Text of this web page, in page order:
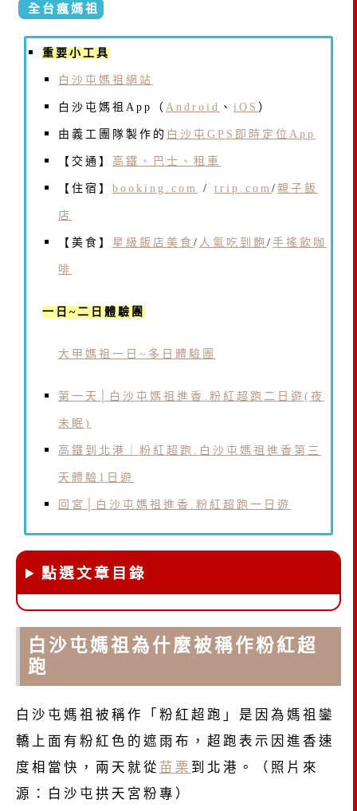
全台瘋媽祖
重要小工具
白沙屯媽祖網站
白沙屯媽祖App（ Android 、 iOS ）
由義工團隊製作的 白沙屯GPS即時定位App
【交通】 高鐵、巴士、租車
【住宿】 booking.com / trip.com / 親子飯
店
【美食】 星級飯店美食 / 人氣吃到飽 / 手搖飲咖
啡
一日~二日體驗團
大甲媽祖一日~多日體驗團
第一天│白沙屯媽祖進香.粉紅超跑二日遊(夜
未眠)
高鐵到北港｜粉紅超跑.白沙屯媽祖進香第三
天體驗1日遊
回宮│白沙屯媽祖進香.粉紅超跑一日遊
點選文章目錄
白沙屯媽祖為什麼被稱作粉紅超
跑
白沙屯媽祖被稱作「粉紅超跑」是因為媽祖鑾
轎上面有粉紅色的遮雨布，超跑表示因進香速
度相當快，兩天就從 苗栗 到北港。（照片來
源：白沙屯拱天宮粉專）